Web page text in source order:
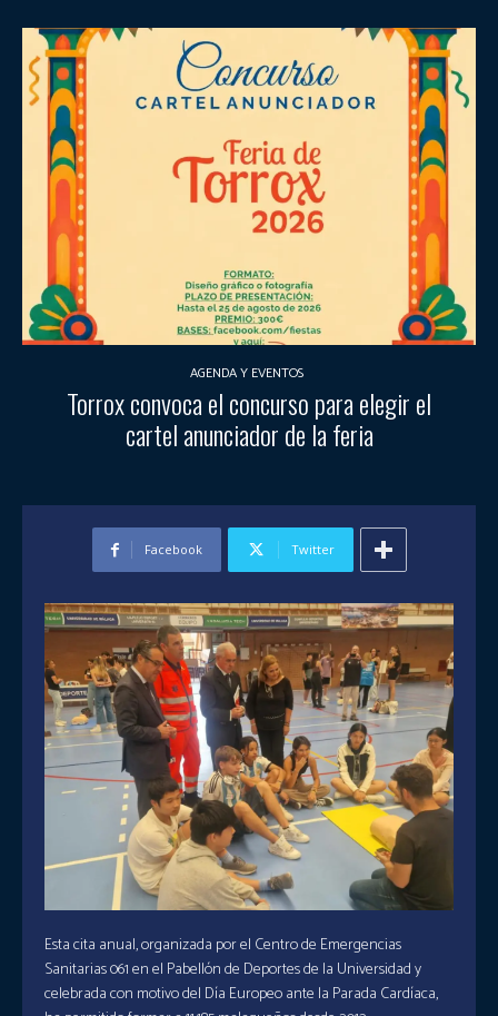
AGENDA Y EVENTOS
Torrox convoca el concurso para elegir el
cartel anunciador de la feria
Facebook Twitter
Esta cita anual, organizada por el Centro de Emergencias
Sanitarias 061 en el Pabellón de Deportes de la Universidad y
celebrada con motivo del Día Europeo ante la Parada Cardíaca,